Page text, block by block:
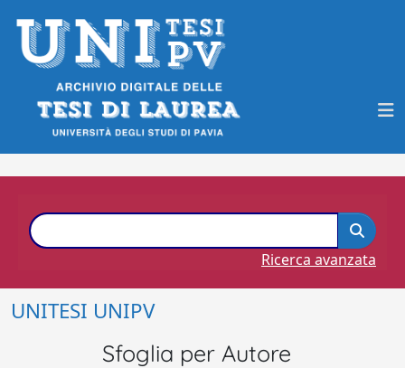
Ricerca avanzata
UNITESI UNIPV
Sfoglia per Autore